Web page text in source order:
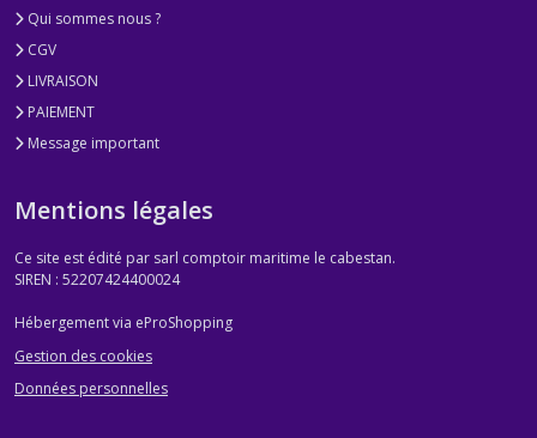
Qui sommes nous ?
CGV
LIVRAISON
PAIEMENT
Message important
Mentions légales
Ce site est édité par sarl comptoir maritime le cabestan.
SIREN : 52207424400024
Hébergement via eProShopping
Gestion des cookies
Données personnelles